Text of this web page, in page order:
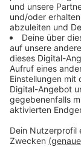
sollte. Zum
und die EU-
Die IHK habe
Vorschlägen
übermittelt,
Unternehmen
Stärkung der
besseren
Anzeige